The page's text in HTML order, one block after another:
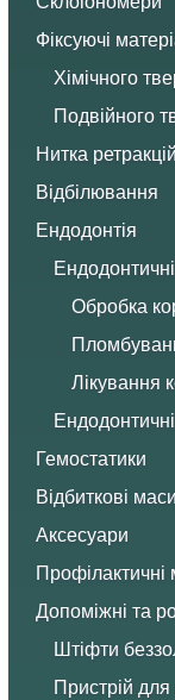
Фіксуючі
Хімічного
Подвійного
Нитка
Відбілювання
Ендодонтія
Обробка
Лікування
Гемостатики
Відбиткові маси
Аксесуари
Профілактичні
Допоміжні та
Штіфти
Пристрій